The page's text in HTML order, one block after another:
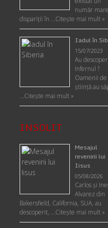
număr
dispariții în …Citește mai mult »
Iadul în
15/07/2023
Au
Infernul ?
Oamenii de
ştiinţă au
…Citește mai mult »
INSOLIT
Mesajul
revenirii lui
Iisus
05/08/2026
Carlos şi
Alvarez din
Bakersfield, California, SUA, au
descoperit, …Citeşte mai mult »